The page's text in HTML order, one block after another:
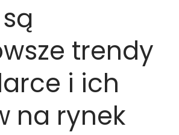
trendy
i ich
na rynek